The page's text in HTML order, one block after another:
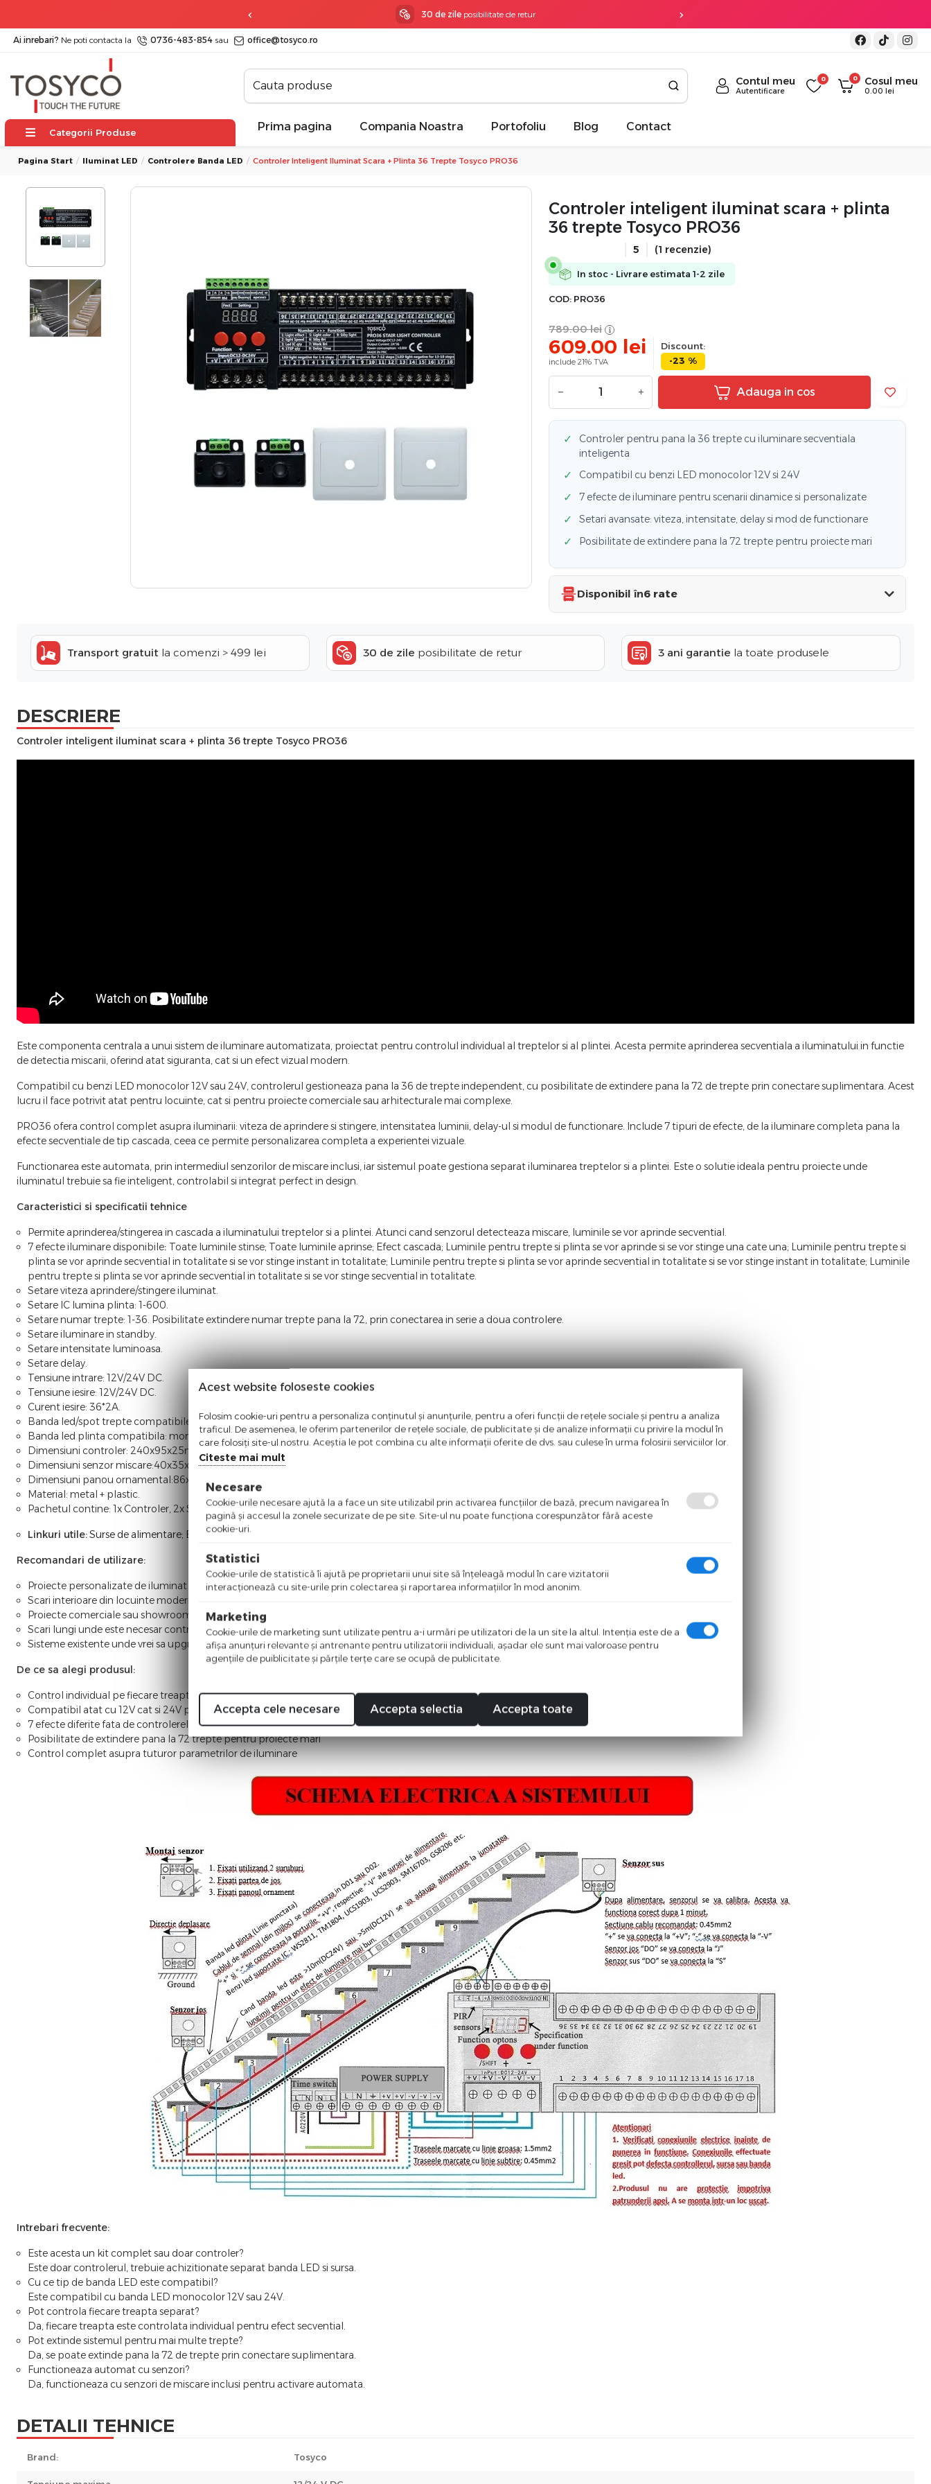
3 ani garantiela toate produsele
Ai inrebari? Ne poti contacta la 0736-483-854 sau office@tosyco.ro
Contul meu
Autentificare
0 0 Cosul meu
0.00 lei
Categorii Produse Prima pagina Compania Noastra Portofoliu Blog Contact
Pagina Start Iluminat LED Controlere Banda LED Controler Inteligent Iluminat Scara + Plinta ​36 Trepte Tosyco PRO36
Controler inteligent iluminat scara + plinta ​
36 trepte Tosyco PRO36
5 (1 recenzie)
In stoc - Livrare estimata 1-2 zile
COD: PRO36
789.00 lei
609.00 lei
include 21% TVA
Discount:
-23 %
− + Adauga in cos
✓
Controler pentru pana la 36 trepte cu iluminare secventiala
inteligenta
✓ Compatibil cu benzi LED monocolor 12V si 24V
✓ 7 efecte de iluminare pentru scenarii dinamice si personalizate
✓ Setari avansate: viteza, intensitate, delay si mod de functionare
✓ Posibilitate de extindere pana la 72 trepte pentru proiecte mari
Disponibil în6 rate
Transport gratuit la comenzi > 499 lei 30 de zile posibilitate de retur 3 ani garantie la toate produsele
DESCRIERE
Controler inteligent iluminat scara + plinta 36 trepte Tosyco PRO36
Este componenta centrala a unui sistem de iluminare automatizata, proiectat pentru controlul individual al treptelor si al plintei. Acesta permite aprinderea secventiala a iluminatului in functie
de detectia miscarii, oferind atat siguranta, cat si un efect vizual modern.
Compatibil cu benzi LED monocolor 12V sau 24V, controlerul gestioneaza pana la 36 de trepte independent, cu posibilitate de extindere pana la 72 de trepte prin conectare suplimentara. Acest
lucru il face potrivit atat pentru locuinte, cat si pentru proiecte comerciale sau arhitecturale mai complexe.
PRO36 ofera control complet asupra iluminarii: viteza de aprindere si stingere, intensitatea luminii, delay-ul si modul de functionare. Include 7 tipuri de efecte, de la iluminare completa pana la
efecte secventiale de tip cascada, ceea ce permite personalizarea completa a experientei vizuale.
Functionarea este automata, prin intermediul senzorilor de miscare inclusi, iar sistemul poate gestiona separat iluminarea treptelor si a plintei. Este o solutie ideala pentru proiecte unde
iluminatul trebuie sa fie inteligent, controlabil si integrat perfect in design.
Caracteristici si specificatii tehnice
Permite aprinderea/stingerea in cascada a iluminatului treptelor si a plintei. Atunci cand senzorul detecteaza miscare, luminile se vor aprinde secvential.
7 efecte iluminare disponibile: Toate luminile stinse; Toate luminile aprinse; Efect cascada; Luminile pentru trepte si plinta se vor aprinde si se vor stinge una cate una; Luminile pentru trepte si
plinta se vor aprinde secvential in totalitate si se vor stinge instant in totalitate; Luminile pentru trepte si plinta se vor aprinde secvential in totalitate si se vor stinge instant in totalitate; Luminile
pentru trepte si plinta se vor aprinde secvential in totalitate si se vor stinge secvential in totalitate.
Setare viteza aprindere/stingere iluminat.
Setare IC lumina plinta: 1-600.
Setare numar trepte: 1-36. Posibilitate extindere numar trepte pana la 72, prin conectarea in serie a doua controlere.
Setare iluminare in standby.
Setare intensitate luminoasa.
Setare delay.
Tensiune intrare: 12V/24V DC.
Tensiune iesire: 12V/24V DC.
Curent iesire: 36*2A.
Banda led/spot trepte compatibile: monocolor 12/24V.
Banda led plinta compatibila: monocolor digitala 12/24V.
Dimensiuni controler: 240x95x25mm
Dimensiuni senzor miscare:40x35x20mm
Dimensiuni panou ornamental:86x86x8mm
Material: metal + plastic.
Pachetul contine: 1x Controler, 2x Senzor miscare, 2x Panou ornamental senzor miscare.
Linkuri utile:Surse de alimentare; Benzi LED Conectori banda LED
Recomandari de utilizare:
Proiecte personalizate de iluminat scari unde alegi separat banda LED si sursa
Scari interioare din locuinte moderne cu iluminat arhitectural
Proiecte comerciale sau showroom-uri unde efectul vizual conteaza
Scari lungi unde este necesar control individual pe fiecare treapta
Sisteme existente unde vrei sa upgradezi doar partea de control
De ce sa alegi produsul:
Control individual pe fiecare treapta, nu iluminare simpla on/off
Compatibil atat cu 12V cat si 24V pentru flexibilitate maxima
7 efecte diferite fata de controlerele simple limitate
Posibilitate de extindere pana la 72 trepte pentru proiecte mari
Control complet asupra tuturor parametrilor de iluminare
Intrebari frecvente:
Este acesta un kit complet sau doar controler?
Este doar controlerul, trebuie achizitionate separat banda LED si sursa.
Cu ce tip de banda LED este compatibil?
Este compatibil cu banda LED monocolor 12V sau 24V.
Pot controla fiecare treapta separat?
Da, fiecare treapta este controlata individual pentru efect secvential.
Pot extinde sistemul pentru mai multe trepte?
Da, se poate extinde pana la 72 de trepte prin conectare suplimentara.
Functioneaza automat cu senzori?
Da, functioneaza cu senzori de miscare inclusi pentru activare automata.
DETALII TEHNICE
Brand: Tosyco
Acest website foloseste cookies
Folosim cookie-uri pentru a personaliza conținutul și anunțurile, pentru a oferi funcții de rețele sociale și pentru a analiza
traficul. De asemenea, le oferim partenerilor de rețele sociale, de publicitate și de analize informații cu privire la modul în
care folosiți site-ul nostru. Aceștia le pot combina cu alte informații oferite de dvs. sau culese în urma folosirii serviciilor lor.
Citeste mai mult
Necesare
Cookie-urile necesare ajută la a face un site utilizabil prin activarea funcţiilor de bază, precum navigarea în
pagină şi accesul la zonele securizate de pe site. Site-ul nu poate funcţiona corespunzător fără aceste
cookie-uri.
Statistici
Cookie-urile de statistică îi ajută pe proprietarii unui site să înţeleagă modul în care vizitatorii
interacţionează cu site-urile prin colectarea şi raportarea informaţiilor în mod anonim.
Marketing
Cookie-urile de marketing sunt utilizate pentru a-i urmări pe utilizatori de la un site la altul. Intenţia este de a
afişa anunţuri relevante şi antrenante pentru utilizatorii individuali, aşadar ele sunt mai valoroase pentru
agenţiile de puiblicitate şi părţile terţe care se ocupă de publicitate.
Accepta cele necesare Accepta selectia Accepta toate